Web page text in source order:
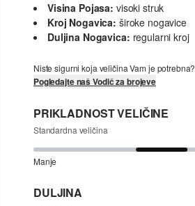
Visina Pojasa: visoki struk
Kroj Nogavica: široke nogavice
Duljina Nogavica: regularni kroj
Niste sigurni koja veličina Vam je potrebna?
Pogledajte naš Vodič za brojeve
PRIKLADNOST VELIČINE
Standardna veličina
Manje
DULJINA